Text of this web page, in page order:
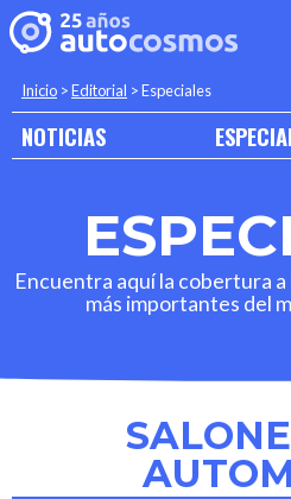
Inicio >Editorial >Especiales
NOTICIAS
Encuentra aquí la cobertura
más importantes del